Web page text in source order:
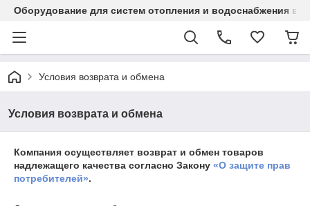
Оборудование для систем отопления и водоснабжения в
Условия возврата и обмена
Условия возврата и обмена
Компания осуществляет возврат и обмен товаров
надлежащего качества согласно Закону «О защите прав
потребителей».